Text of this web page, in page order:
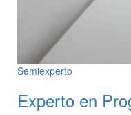
Semiexperto
Experto en